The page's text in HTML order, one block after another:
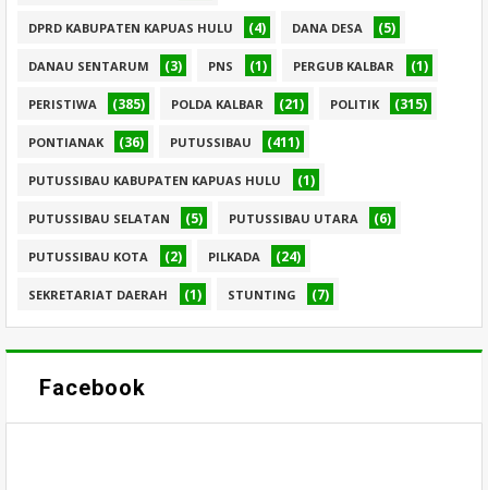
DPRD KABUPATEN KAPUAS HULU (4) DANA DESA (5)
DANAU SENTARUM (3) PNS (1) PERGUB KALBAR (1)
PERISTIWA (385) POLDA KALBAR (21) POLITIK (315)
PONTIANAK (36) PUTUSSIBAU (411)
PUTUSSIBAU KABUPATEN KAPUAS HULU (1)
PUTUSSIBAU SELATAN (5) PUTUSSIBAU UTARA (6)
PUTUSSIBAU KOTA (2) PILKADA (24)
SEKRETARIAT DAERAH (1) STUNTING (7)
Facebook